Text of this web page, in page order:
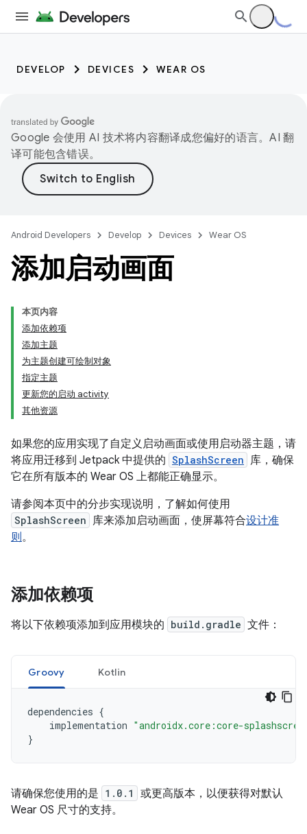
DEVELOP DEVICES WEAR OS
Google 会使用 AI 技术将内容翻译成您偏好的语言。AI 翻
译可能包含错误。
Android Developers Develop Devices Wear OS
添加启动画面
本页内容
添加依赖项
添加主题
为主题创建可绘制对象
指定主题
更新您的启动 activity
其他资源
如果您的应用实现了自定义启动画面或使用启动器主题，请
将应用迁移到 Jetpack 中提供的 SplashScreen 库，确保
它在所有版本的 Wear OS 上都能正确显示。
请参阅本页中的分步实现说明，了解如何使用
SplashScreen 库来添加启动画面，使屏幕符合设计准
则。
添加依赖项
将以下依赖项添加到应用模块的 build.gradle 文件：
Groovy Kotlin
dependencies {
implementation "androidx.core:core-
}
请确保您使用的是 1.0.1
或更高版本，以便获得对默认
Wear OS 尺寸的支持。